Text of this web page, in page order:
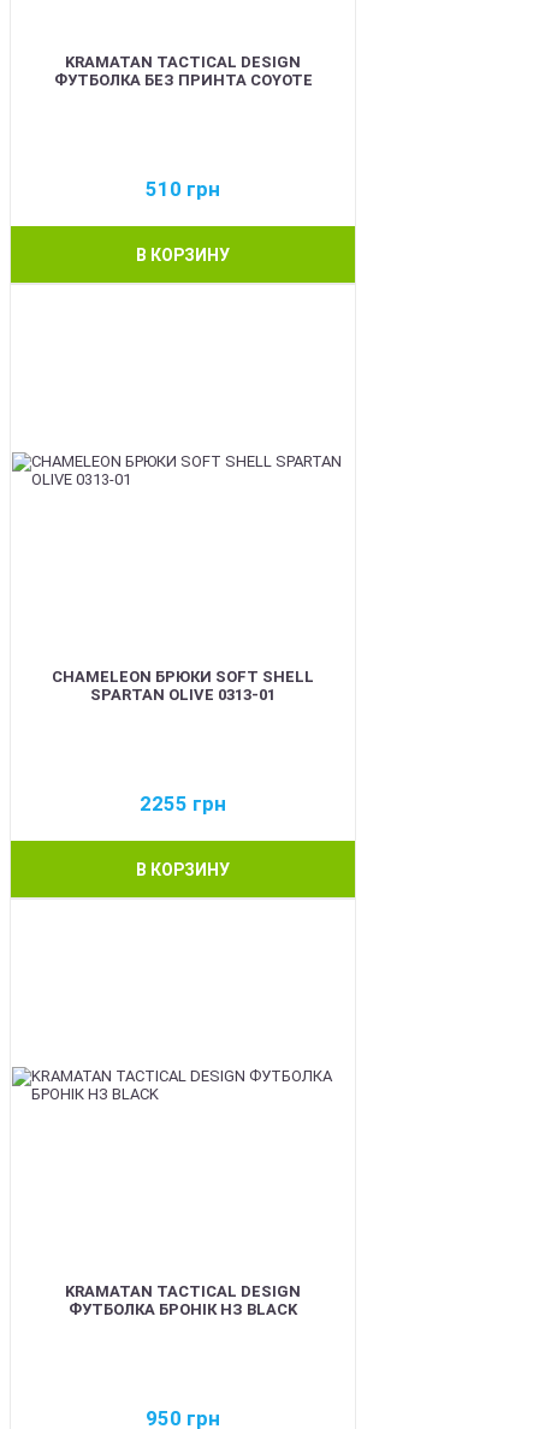
KRAMATAN TACTICAL DESIGN
ФУТБОЛКА БЕЗ ПРИНТА COYOTE
510 грн
В КОРЗИНУ
CHAMELEON БРЮКИ SOFT SHELL
SPARTAN OLIVE 0313-01
2255 грн
В КОРЗИНУ
KRAMATAN TACTICAL DESIGN
ФУТБОЛКА БРОНІК НЗ BLACK
950 грн